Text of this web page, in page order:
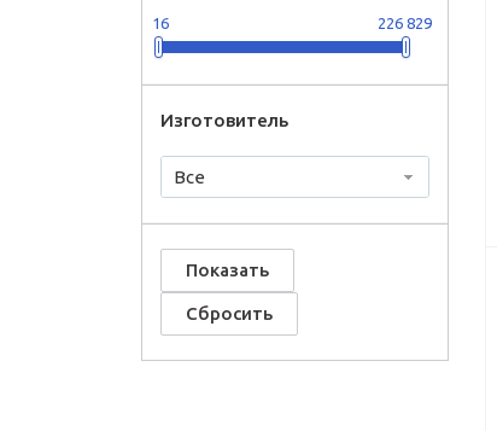
16 226 829
Изготовитель
Все